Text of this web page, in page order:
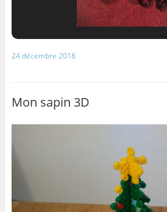
24 décembre 2018
Mon sapin 3D